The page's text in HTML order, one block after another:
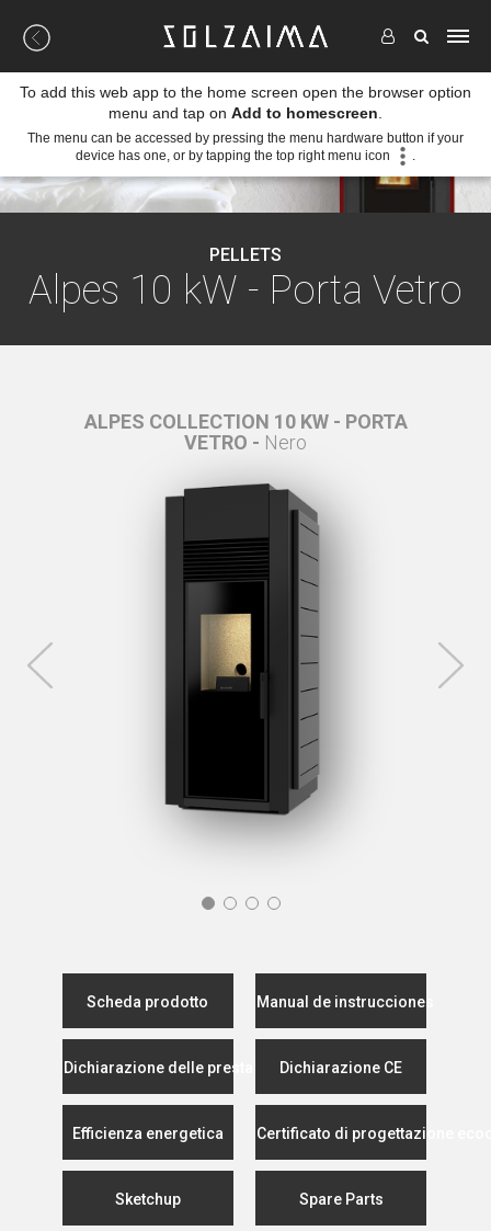
PELLETS
Alpes 10 kW - Porta Vetro
ALPES COLLECTION 10 KW - PORTA
VETRO - Nero
Scheda prodotto Manual de instrucciones
Dichiarazione delle prestazioniDichiarazione CE
Efficienza energetica Certificato di progettazione
Sketchup Spare Parts
To add this web app to the home screen open the browser option
menu and tap on Add to homescreen
The menu can be accessed by pressing the menu hardware button if your
device has one, or by tapping the top right menu icon
.